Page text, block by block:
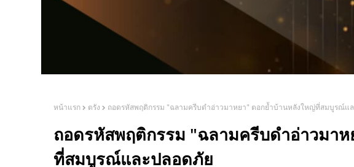
หน้าแรก ตรัง ถอดรหัสพฤติกรรม "ฉลามครีบดำอ่าวมาหยา" ตอกย้ำบ้านหลังใหญ่ที่สมบูรณ์แ
ถอดรหัสพฤติกรรม "ฉลามครีบดำอ่าวมา
ที่สมบูรณ์และปลอดภัย